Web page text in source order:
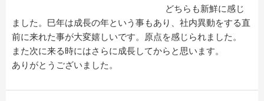
どちらも新鮮に感じ
ました。巳年は成長の年という事もあり、社内異動をする直
前に来れた事が大変嬉しいです。原点を感じられました。
また次に来る時にはさらに成長してからと思います。
ありがとうございました。